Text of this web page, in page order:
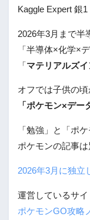
Kaggle Expert 銀1
2026年3月まで半
「半導体×化学×
「マテリアルズ
オフでは子供の
「ポケモン×デー
「勉強」と「ポ
ポケモンの記事は
2026年3月に独立
運営しているサ
ポケモンGO攻略